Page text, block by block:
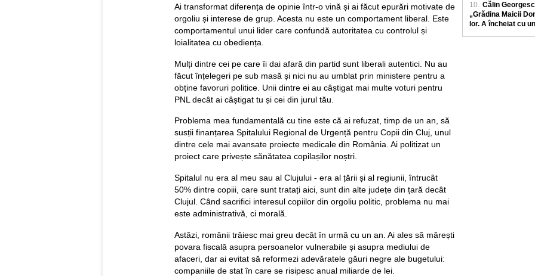
Ai transformat diferența de opinie într-o vină și ai făcut epurări motivate de
orgoliu și interese de grup. Acesta nu este un comportament liberal. Este
comportamentul unui lider care confundă autoritatea cu controlul și
loialitatea cu obediența.
Mulți dintre cei pe care îi dai afară din partid sunt liberali autentici. Nu au
făcut înțelegeri pe sub masă și nici nu au umblat prin ministere pentru a
obține favoruri politice. Unii dintre ei au câștigat mai multe voturi pentru
PNL decât ai câștigat tu și cei din jurul tău.
Problema mea fundamentală cu tine este că ai refuzat, timp de un an, să
susții finanțarea Spitalului Regional de Urgență pentru Copii din Cluj, unul
dintre cele mai avansate proiecte medicale din România. Ai politizat un
proiect care privește sănătatea copilașilor noștri.
Spitalul nu era al meu sau al Clujului - era al țării și al regiunii, întrucât
50% dintre copiii, care sunt tratați aici, sunt din alte județe din țară decât
Clujul. Când sacrifici interesul copiilor din orgoliu politic, problema nu mai
este administrativă, ci morală.
Astăzi, românii trăiesc mai greu decât în urmă cu un an. Ai ales să mărești
povara fiscală asupra persoanelor vulnerabile și asupra mediului de
afaceri, dar ai evitat să reformezi adevăratele găuri negre ale bugetului:
companiile de stat în care se risipesc anual miliarde de lei.
10. Călin
„Grădina Maicii
lor. A încheiat cu